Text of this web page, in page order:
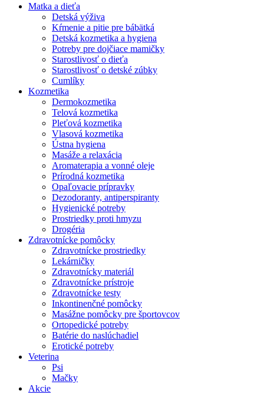
Matka a dieťa
Detská výživa
Kŕmenie a pitie pre bábätká
Detská kozmetika a hygiena
Potreby pre dojčiace mamičky
Starostlivosť o dieťa
Starostlivosť o detské zúbky
Cumlíky
Kozmetika
Dermokozmetika
Telová kozmetika
Pleťová kozmetika
Vlasová kozmetika
Ústna hygiena
Masáže a relaxácia
Aromaterapia a vonné oleje
Prírodná kozmetika
Opaľovacie prípravky
Dezodoranty, antiperspiranty
Hygienické potreby
Prostriedky proti hmyzu
Drogéria
Zdravotnícke pomôcky
Zdravotnícke prostriedky
Lekárničky
Zdravotnícky materiál
Zdravotnícke prístroje
Zdravotnícke testy
Inkontinenčné pomôcky
Masážne pomôcky pre športovcov
Ortopedické potreby
Batérie do naslúchadiel
Erotické potreby
Veterina
Psi
Mačky
Akcie